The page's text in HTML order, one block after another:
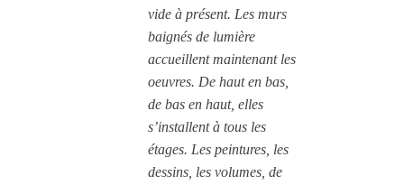
vide à présent. Les murs
baignés de lumière
accueillent maintenant les
oeuvres. De haut en bas,
de bas en haut, elles
s’installent à tous les
étages. Les peintures, les
dessins, les volumes, de